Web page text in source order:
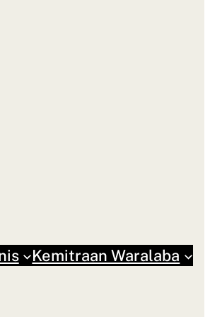
Kemitraan Waralaba